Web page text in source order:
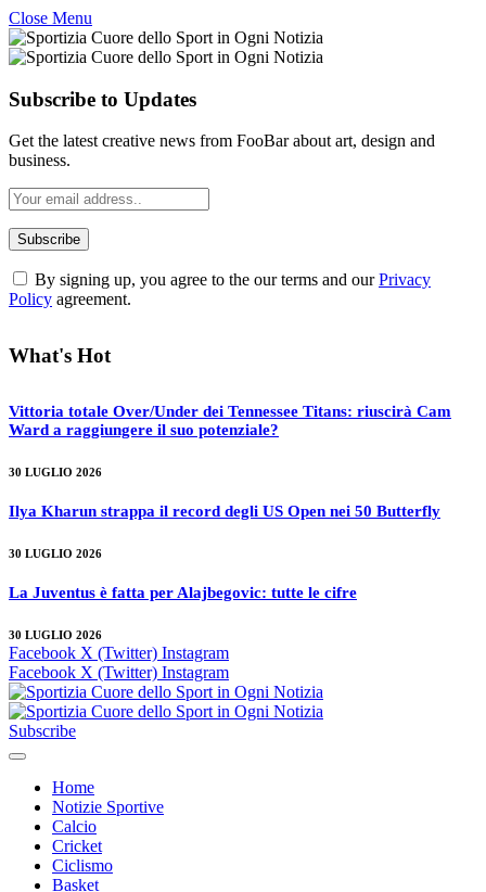
Close Menu
Subscribe to Updates
Get the latest creative news from FooBar about art, design and
business.
By signing up, you agree to the our terms and ourPrivacy
Policy agreement.
What's Hot
Vittoria totale Over/Under dei Tennessee Titans: riuscirà Cam
Ward a raggiungere il suo potenziale?
30 LUGLIO 2026
Ilya Kharun strappa il record degli US Open nei 50 Butterfly
30 LUGLIO 2026
La Juventus è fatta per Alajbegovic: tutte le cifre
30 LUGLIO 2026
Facebook X (Twitter) Instagram
Facebook X (Twitter) Instagram
Subscribe
Home
Notizie Sportive
Calcio
Cricket
Ciclismo
Basket